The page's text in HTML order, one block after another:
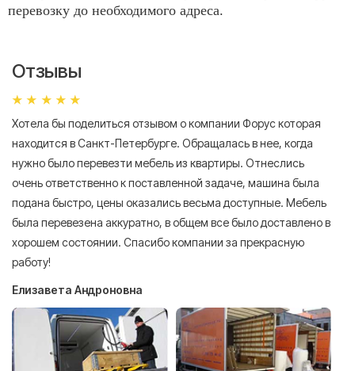
перевозку до необходимого адреса.
Отзывы
Хотела бы поделиться отзывом о компании Форус которая
находится в Санкт-Петербурге. Обращалась в нее, когда
нужно было перевезти мебель из квартиры. Отнеслись
очень ответственно к поставленной задаче, машина была
подана быстро, цены оказались весьма доступные. Мебель
была перевезена аккуратно, в общем все было доставлено в
хорошем состоянии. Спасибо компании за прекрасную
работу!
Елизавета Андроновна